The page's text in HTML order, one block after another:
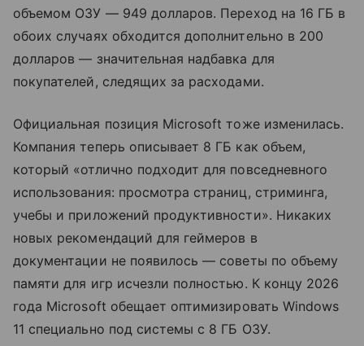
объемом ОЗУ — 949 долларов. Переход на 16 ГБ в
обоих случаях обходится дополнительно в 200
долларов — значительная надбавка для
покупателей, следящих за расходами.
Официальная позиция Microsoft тоже изменилась.
Компания теперь описывает 8 ГБ как объем,
который «отлично подходит для повседневного
использования: просмотра страниц, стриминга,
учебы и приложений продуктивности». Никаких
новых рекомендаций для геймеров в
документации не появилось — советы по объему
памяти для игр исчезли полностью. К концу 2026
года Microsoft обещает оптимизировать Windows
11 специально под системы с 8 ГБ ОЗУ.